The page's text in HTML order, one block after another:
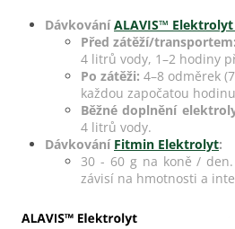
DávkováníALAVIS™
Před zátěží/transportem:
4 litrů vody, 1–2 hodiny
Po zátěži: 4–8 odměrek
každou započatou
Běžné doplnění
4 litrů vody.
Dávkování Fitmin Elektrolyt:
30 - 60 g na koně /
závisí na hmotnosti a